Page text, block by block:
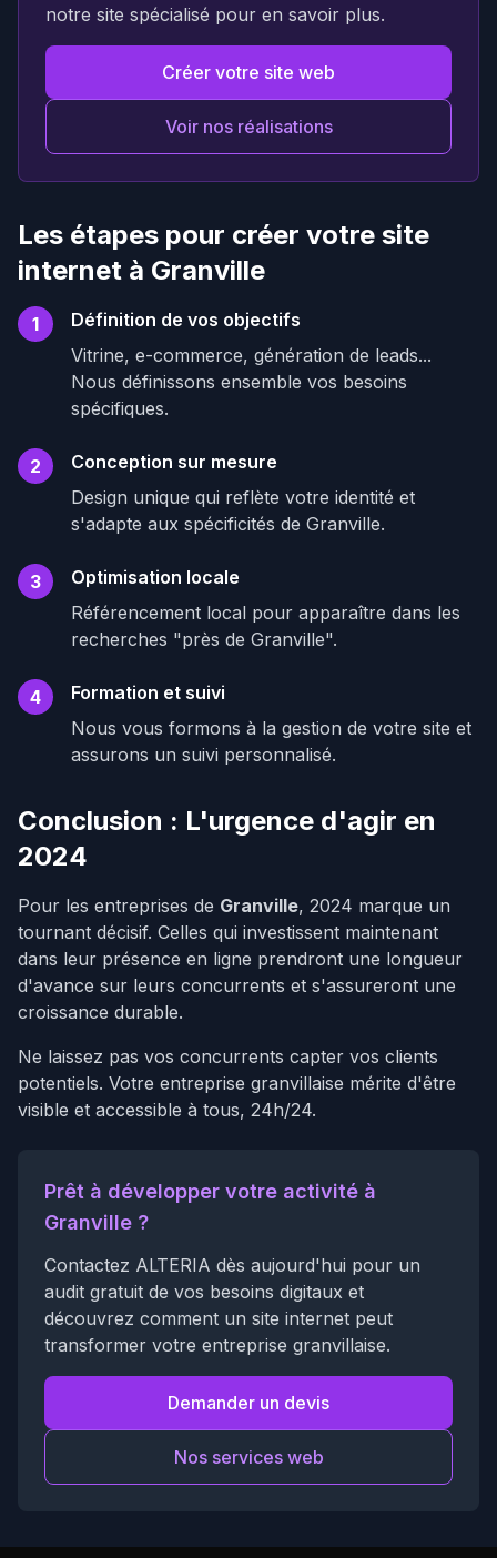
notre site spécialisé pour en savoir plus.
Créer votre site web
Voir nos réalisations
Les étapes pour créer votre site
internet à Granville
1
Définition de vos objectifs
Vitrine, e-commerce, génération de leads...
Nous définissons ensemble vos besoins
spécifiques.
2
Conception sur mesure
Design unique qui reflète votre identité et
s'adapte aux spécificités de Granville.
3
Optimisation locale
Référencement local pour apparaître dans les
recherches "près de Granville".
4
Formation et suivi
Nous vous formons à la gestion de votre site et
assurons un suivi personnalisé.
Conclusion : L'urgence d'agir en
2024
Pour les entreprises de Granville, 2024 marque un
tournant décisif. Celles qui investissent maintenant
dans leur présence en ligne prendront une longueur
d'avance sur leurs concurrents et s'assureront une
croissance durable.
Ne laissez pas vos concurrents capter vos clients
potentiels. Votre entreprise granvillaise mérite d'être
visible et accessible à tous, 24h/24.
Prêt à développer votre activité à
Granville ?
Contactez ALTERIA dès aujourd'hui pour un
audit gratuit de vos besoins digitaux et
découvrez comment un site internet peut
transformer votre entreprise granvillaise.
Demander un devis
Nos services web